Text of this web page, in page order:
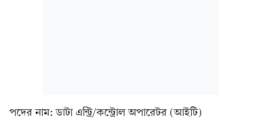
পদের নাম: ডাটা এন্ট্রি/কন্ট্রোল অপারেটর (আইটি)